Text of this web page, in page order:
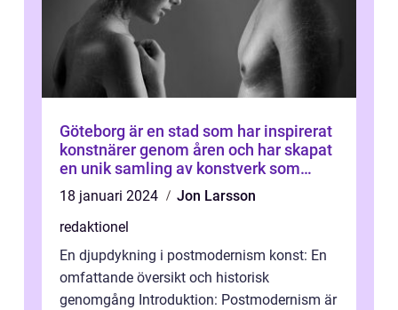
Göteborg är en stad som har inspirerat
konstnärer genom åren och har skapat
en unik samling av konstverk som
representerar staden
18 januari 2024
Jon Larsson
redaktionel
En djupdykning i postmodernism konst: En
omfattande översikt och historisk
genomgång Introduktion: Postmodernism är